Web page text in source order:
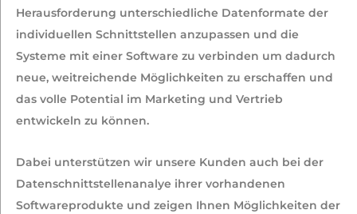
Herausforderung unterschiedliche Datenformate der
individuellen Schnittstellen anzupassen und die
Systeme mit einer Software zu verbinden um dadurch
neue, weitreichende Möglichkeiten zu erschaffen und
das volle Potential im Marketing und Vertrieb
entwickeln zu können.
Dabei unterstützen wir unsere Kunden auch bei der
Datenschnittstellenanalye ihrer vorhandenen
Softwareprodukte und zeigen Ihnen Möglichkeiten der